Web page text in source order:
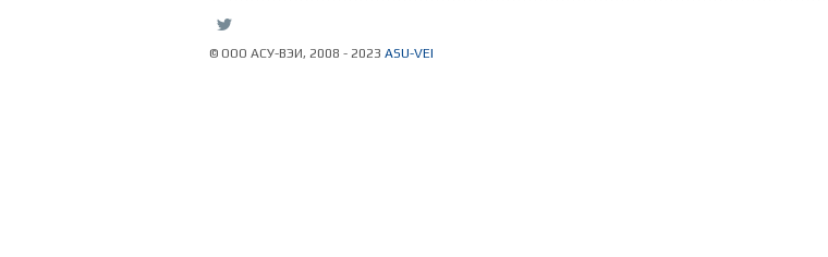
L
© ООО АСУ-ВЭИ, 2008 - 2023 ASU-VEI